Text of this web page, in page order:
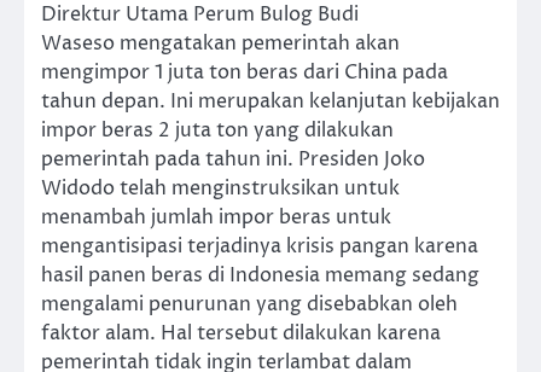
Direktur Utama Perum Bulog Budi
Waseso mengatakan pemerintah akan
mengimpor 1 juta ton beras dari China pada
tahun depan. Ini merupakan kelanjutan kebijakan
impor beras 2 juta ton yang dilakukan
pemerintah pada tahun ini. Presiden Joko
Widodo telah menginstruksikan untuk
menambah jumlah impor beras untuk
mengantisipasi terjadinya krisis pangan karena
hasil panen beras di Indonesia memang sedang
mengalami penurunan yang disebabkan oleh
faktor alam. Hal tersebut dilakukan karena
pemerintah tidak ingin terlambat dalam